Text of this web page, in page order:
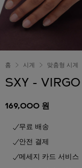
홈 시계 맞춤형 시계
SXY - VIRGO
169,000 원
무료 배송
안전 결제
메세지 카드 서비스